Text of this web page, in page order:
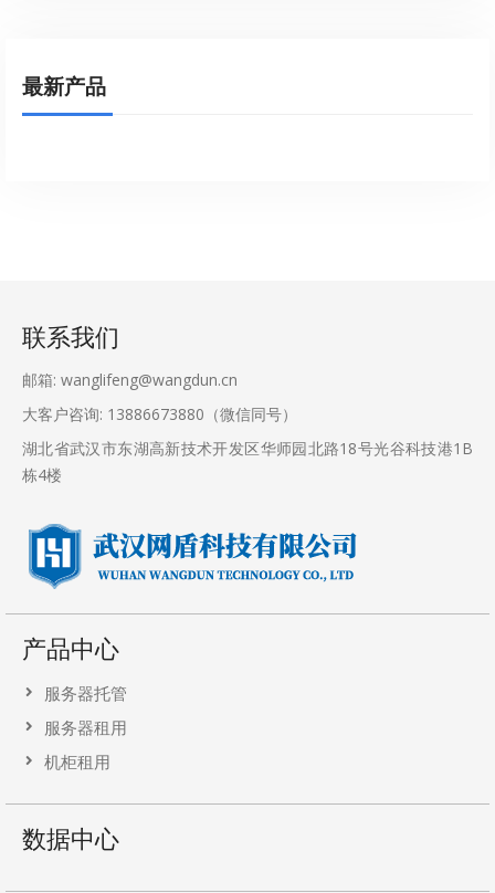
最新产品
联系我们
邮箱: wanglifeng@wangdun.cn
大客户咨询: 13886673880（微信同号）
湖北省武汉市东湖高新技术开发区华师园北路18号光谷科技港1B
栋4楼
产品中心
服务器托管
服务器租用
机柜租用
数据中心